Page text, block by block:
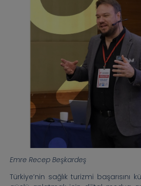
Emre Recep Beşkardeş
Türkiye’nin sağlık turizmi başarısını